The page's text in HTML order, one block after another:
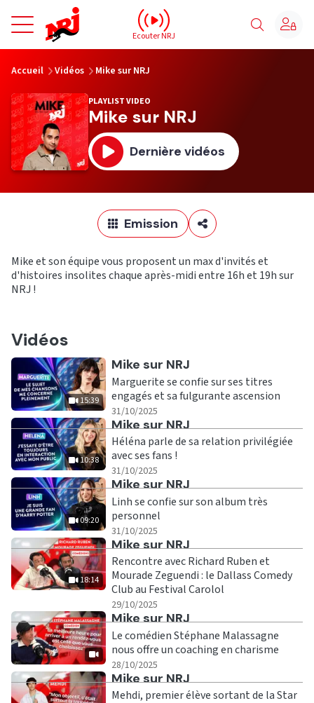
NRJ - Accueil
Ecouter NRJ
Accueil Vidéos Mike sur NRJ
PLAYLIST VIDEO
Mike sur NRJ
Dernière vidéos
Emission
Mike et son équipe vous proposent un max d'invités et
d'histoires insolites chaque après-midi entre 16h et 19h sur
NRJ !
Vidéos
15:39
Ecouter
Mike sur NRJ
Marguerite se confie sur ses titres
engagés et sa fulgurante ascension
31/10/2025
10:38
Ecouter
Mike sur NRJ
Héléna parle de sa relation privilégiée
avec ses fans !
31/10/2025
09:20
Ecouter
Mike sur NRJ
Linh se confie sur son album très
personnel
31/10/2025
18:14
Ecouter
Mike sur NRJ
Rencontre avec Richard Ruben et
Mourade Zeguendi : le Dallass Comedy
Club au Festival Carolol
29/10/2025
Ecouter
Mike sur NRJ
Le comédien Stéphane Malassagne
nous offre un coaching en charisme
28/10/2025
Ecouter
Mike sur NRJ
Mehdi, premier élève sortant de la Star